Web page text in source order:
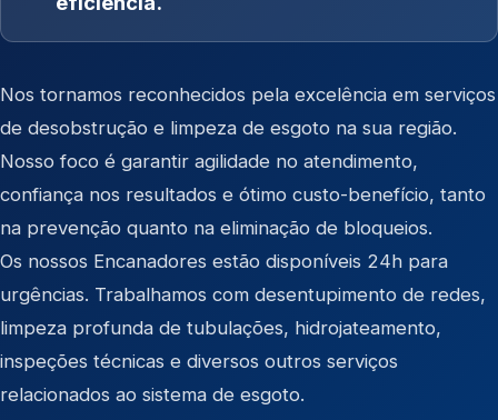
Nos tornamos reconhecidos pela excelência em serviços
de desobstrução e limpeza de esgoto na sua região.
Nosso foco é garantir agilidade no atendimento,
confiança nos resultados e ótimo custo-benefício, tanto
na prevenção quanto na eliminação de bloqueios.
Os nossos Encanadores estão disponíveis 24h para
urgências. Trabalhamos com desentupimento de redes,
limpeza profunda de tubulações, hidrojateamento,
inspeções técnicas e diversos outros serviços
relacionados ao sistema de esgoto.